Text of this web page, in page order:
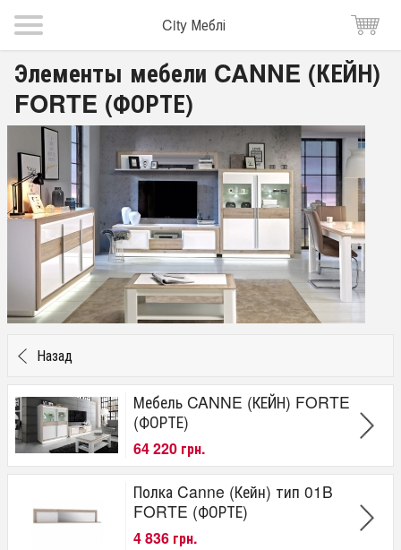
City Меблі
Элементы мебели CANNE (КЕЙН)
FORTE (ФОРТЕ)
Назад
Мебель CANNE (КЕЙН) FORTE
(ФОРТЕ)
64 220 грн.
Полка Canne (Кейн) тип 01B
FORTE (ФОРТЕ)
4 836 грн.